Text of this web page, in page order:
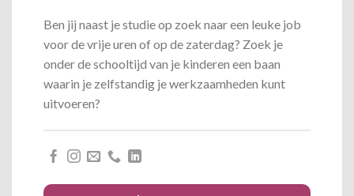
Ben jij naast je studie op zoek naar een leuke job
voor de vrije uren of op de zaterdag? Zoek je
onder de schooltijd van je kinderen een baan
waarin je zelfstandig je werkzaamheden kunt
uitvoeren?